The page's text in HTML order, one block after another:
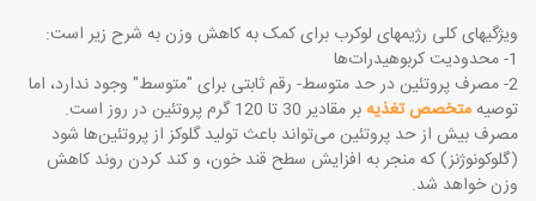
ویژگیهای کلی رژیمهای لوکرب برای کمک به کاهش وزن به شرح زیر است:
1- محدودیت کربوهیدرات‌ها
2- مصرف پروتئین در حد متوسط- رقم ثابتی برای "متوسط" وجود ندارد، اما
توصیه متخصص تغذیه
بر مقادیر 30 تا 120 گرم پروتئین در روز است.
مصرف بیش از حد پروتئین می‌تواند باعث تولید گلوکز از پروتئین‌ها شود
(گلوکونوژنز) که منجر به افزایش سطح قند خون، و کند کردن روند کاهش
وزن خواهد شد.